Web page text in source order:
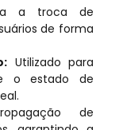
a troca de
de forma
Utilizado para
o estado de
de